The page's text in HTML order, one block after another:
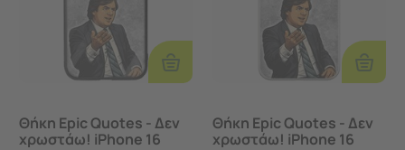
Προσθήκη
Στο
Καλάθι
Θήκη Epic Quotes - Δεν
χρωστάω! iPhone 16
Στο
Καλάθι
Θήκη Epic Quotes - Δεν
χρωστάω! iPhone 16